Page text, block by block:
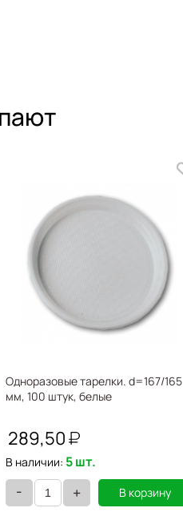
Одноразовые тарелки. d=167/165
мм, 100 штук, белые
289,50
В наличии: 5 шт.
- + В корзину
X